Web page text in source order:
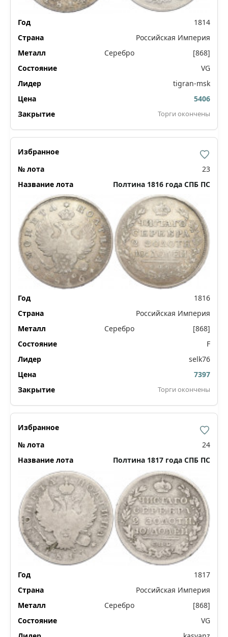
1814
Российская Империя
Серебро
[868]
VG
tigran-msk
5406
Торги окончены
23
Полтина 1816 года СПБ ПС
1816
Российская Империя
Серебро
[868]
F
selk76
7397
Торги окончены
24
Полтина 1817 года СПБ ПС
1817
Российская Империя
Серебро
[868]
VG